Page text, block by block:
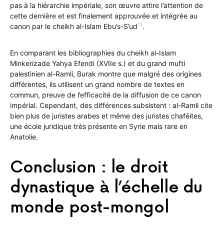
pas à la hiérarchie impériale, son œuvre attire l’attention de
cette dernière et est finalement approuvée et intégrée au
canon par le cheikh al-Islam Ebu’s-S’ud11.
En comparant les bibliographies du cheikh al-Islam
Minkerizade Yahya Efendi (XVIIe s.) et du grand mufti
palestinien al-Ramli, Burak montre que malgré des origines
différentes, ils utilisent un grand nombre de textes en
commun, preuve de l’efficacité de la diffusion de ce canon
impérial. Cependant, des différences subsistent : al-Ramli cite
bien plus de juristes arabes et même des juristes chaféites,
une école juridique très présente en Syrie mais rare en
Anatolie.
Conclusion : le droit
dynastique à l’échelle du
monde post-mongol